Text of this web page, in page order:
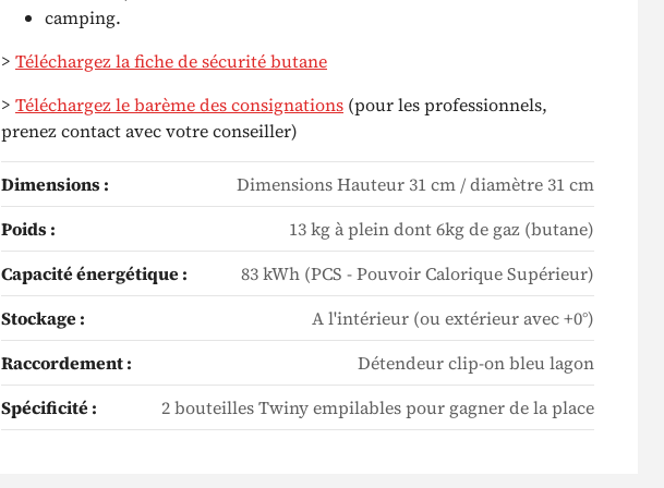
camping.
> Téléchargez la fiche de sécurité butane
> Téléchargez le barème des consignations (pour les professionnels,
prenez contact avec votre conseiller)
Dimensions :
Dimensions Hauteur 31 cm / diamètre 31 cm
Poids :
13 kg à plein dont 6kg de gaz (butane)
Capacité énergétique :
83 kWh (PCS - Pouvoir Calorique Supérieur)
Stockage :
A l'intérieur (ou extérieur avec +0°)
Raccordement :
Détendeur clip-on bleu lagon
Spécificité :
2 bouteilles Twiny empilables pour gagner de la place